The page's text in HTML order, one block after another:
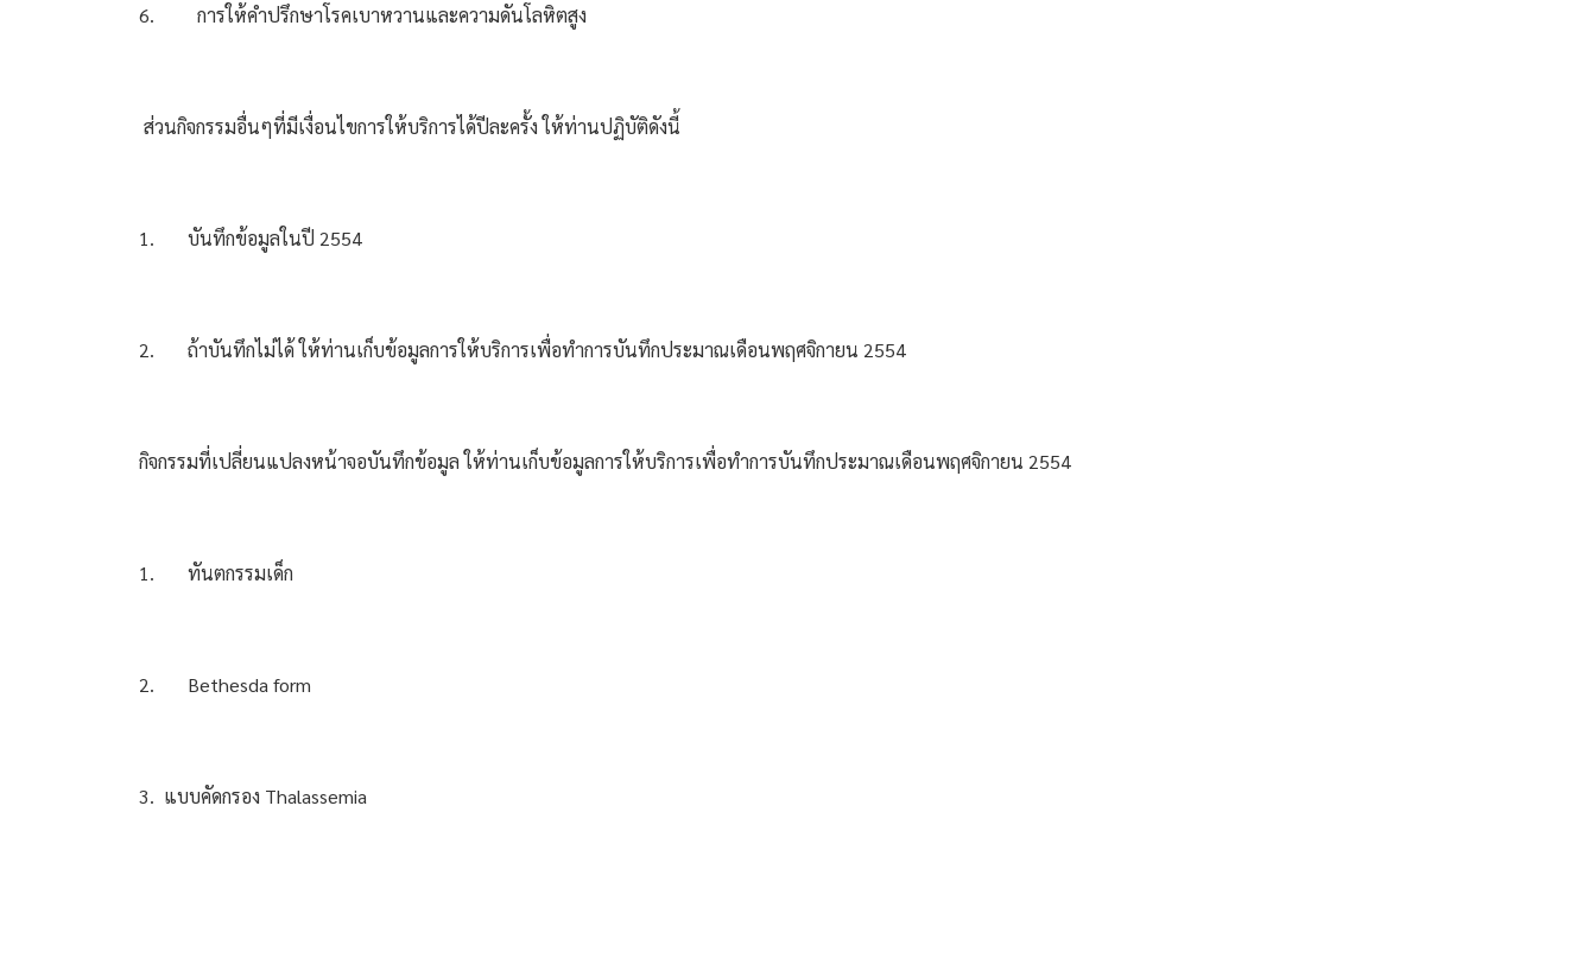
6. การให้คำปรึกษาโรคเบาหวานและความดันโลหิตสูง
ส่วนกิจกรรมอื่นๆที่มีเงื่อนไขการให้บริการได้ปีละครั้ง ให้ท่านปฏิบัติดังนี้
1. บันทึกข้อมูลในปี 2554
2. ถ้าบันทึกไม่ได้ ให้ท่านเก็บข้อมูลการให้บริการเพื่อทำการบันทึกประมาณเดือนพฤศจิกายน 2554
กิจกรรมที่เปลี่ยนแปลงหน้าจอบันทึกข้อมูล ให้ท่านเก็บข้อมูลการให้บริการเพื่อทำการบันทึกประมาณเดือนพฤศจิกายน 2554
1. ทันตกรรมเด็ก
2. Bethesda form
3.  แบบคัดกรอง Thalassemia